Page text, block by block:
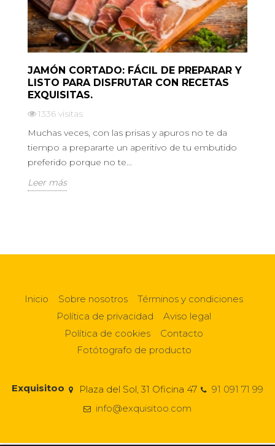
JAMÓN CORTADO: FÁCIL DE PREPARAR Y
LISTO PARA DISFRUTAR CON RECETAS
EXQUISITAS.
1336 visitas
Muchas veces, con las prisas y apuros no te da
tiempo a prepararte un aperitivo de tu embutido
preferido porque no te...
Leer más
Inicio Sobre nosotros
Términos y condiciones
Política de privacidad
Aviso legal
Política de cookies
Contacto
Fotótografo de producto
Exquisitoo Plaza del Sol, 31 Oficina 47
91 091 71 99
info@exquisitoo.com